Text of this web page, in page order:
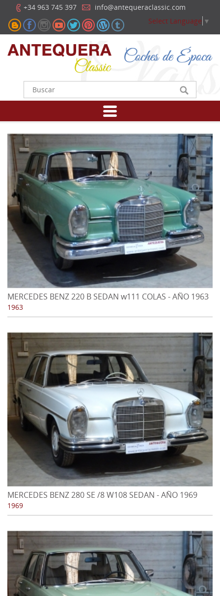
+34 963 745 397
info@antequeraclassic.com
Select Language ▼
MERCEDES BENZ 220 B SEDAN w111 COLAS - AÑO 1963
1963
MERCEDES BENZ 280 SE /8 W108 SEDAN - AÑO 1969
1969